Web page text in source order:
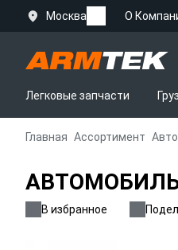
Москва О
Легковые запчасти
Главная Ассортимент
В избранное